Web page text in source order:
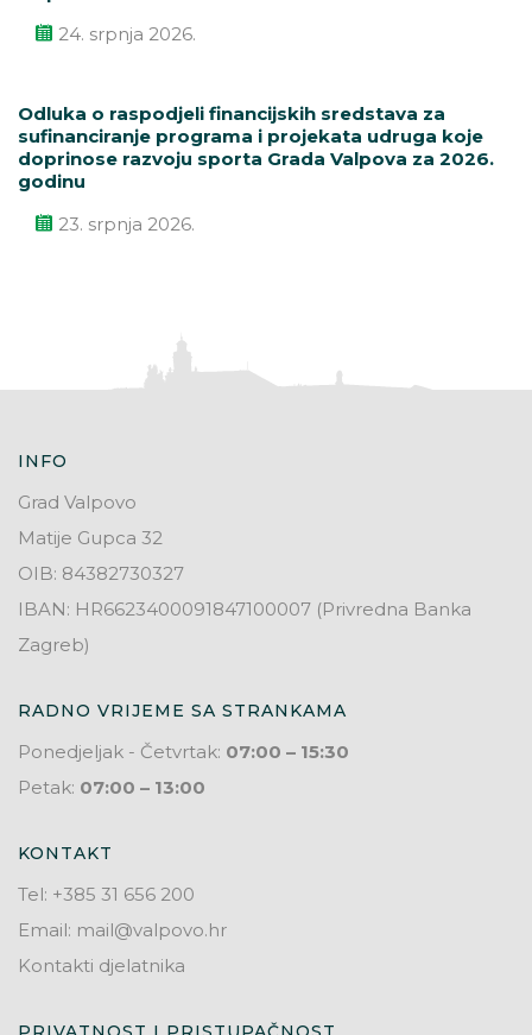
24. srpnja 2026.
Odluka o raspodjeli financijskih sredstava za
sufinanciranje programa i projekata udruga koje
doprinose razvoju sporta Grada Valpova za 2026.
godinu
23. srpnja 2026.
INFO
Grad Valpovo
Matije Gupca 32
OIB: 84382730327
IBAN: HR6623400091847100007 (Privredna Banka
Zagreb)
RADNO VRIJEME SA STRANKAMA
Ponedjeljak - Četvrtak: 07:00 – 15:30
Petak: 07:00 – 13:00
KONTAKT
Tel: +385 31 656 200
Email: mail@valpovo.hr
Kontakti djelatnika